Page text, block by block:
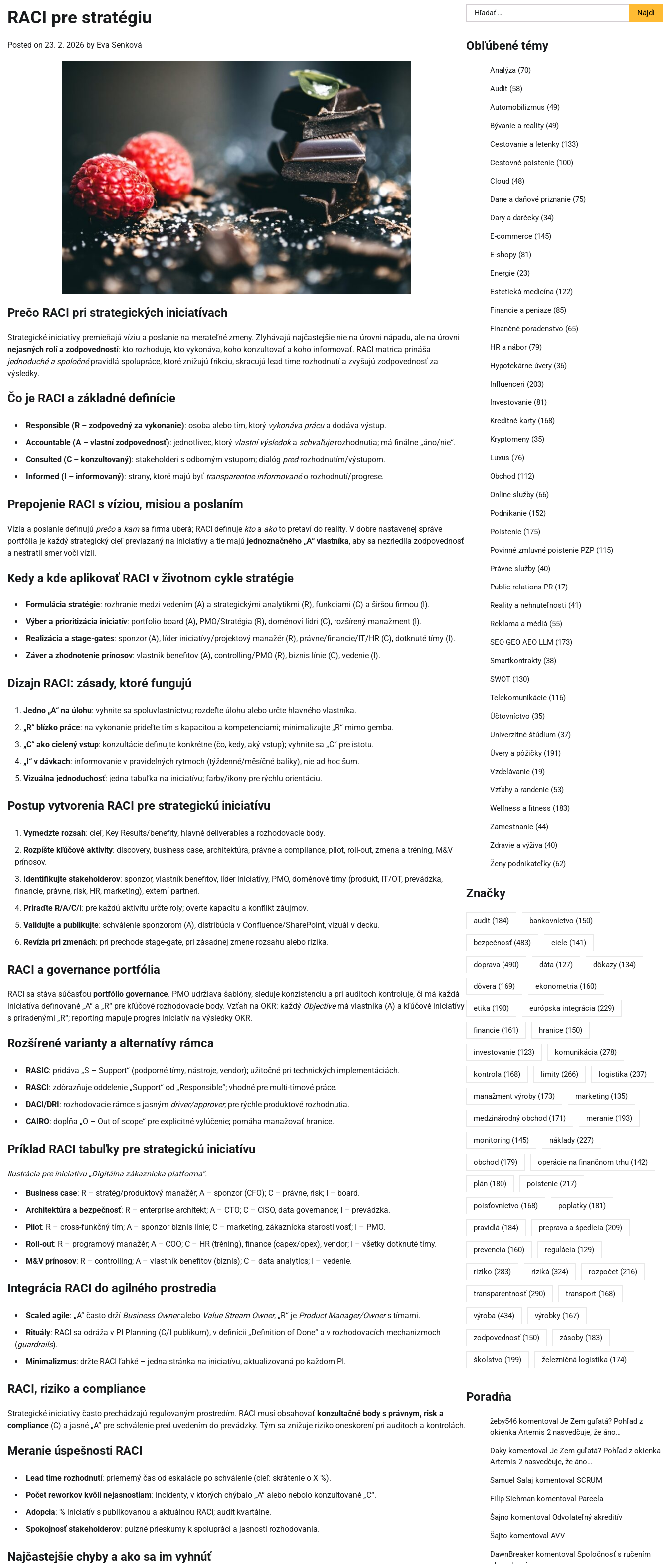
RACI pre stratégiu
Posted on 23. 2. 2026 by Eva Senková
Prečo RACI pri strategických iniciatívach
Strategické iniciatívy premieňajú víziu a poslanie na merateľné zmeny. Zlyhávajú najčastejšie nie na úrovni nápadu, ale na úrovni
nejasných rolí a zodpovedností: kto rozhoduje, kto vykonáva, koho konzultovať a koho informovať. RACI matrica prináša
jednoduché a spoločnépravidlá spolupráce, ktoré znižujú frikciu, skracujú lead time rozhodnutí a zvyšujú zodpovednosť za
výsledky.
Čo je RACI a základné definície
Responsible (R – zodpovedný za vykonanie): osoba alebo tím, ktorý vykonáva prácua dodáva výstup.
Accountable (A – vlastní zodpovednosť): jednotlivec, ktorý vlastní výsledoka schvaľujerozhodnutia; má finálne „áno/nie“.
Consulted (C – konzultovaný): stakeholderi s odborným vstupom; dialóg predrozhodnutím/výstupom.
Informed (I – informovaný): strany, ktoré majú byť transparentne informovanéo rozhodnutí/progrese.
Prepojenie RACI s víziou, misiou a poslaním
Vízia a poslanie definujú prečoa kamsa firma uberá; RACI definuje ktoa akoto pretaví do reality. V dobre nastavenej správe
portfólia je každý strategický cieľ previazaný na iniciatívy a tie majú jednoznačného „A“ vlastníka, aby sa nezriedila zodpovednosť
a nestratil smer voči vízii.
Kedy a kde aplikovať RACI v životnom cykle stratégie
Formulácia stratégie: rozhranie medzi vedením (A) a strategickými analytikmi (R), funkciami (C) a širšou firmou (I).
Výber a prioritizácia iniciatív: portfolio board (A), PMO/Stratégia (R), doménoví lídri (C), rozšírený manažment (I).
Realizácia a stage-gates: sponzor (A), líder iniciatívy/projektový manažér (R), právne/financie/IT/HR (C), dotknuté tímy (I).
Záver a zhodnotenie prínosov: vlastník benefitov (A), controlling/PMO (R), biznis línie (C), vedenie (I).
Dizajn RACI: zásady, ktoré fungujú
Jedno „A“ na úlohu: vyhnite sa spoluvlastníctvu; rozdeľte úlohu alebo určte hlavného vlastníka.
„R“ blízko práce: na vykonanie prideľte tím s kapacitou a kompetenciami; minimalizujte „R“ mimo gemba.
„C“ ako cielený vstup: konzultácie definujte konkrétne (čo, kedy, aký vstup); vyhnite sa „C“ pre istotu.
„I“ v dávkach: informovanie v pravidelných rytmoch (týždenné/měsíčné balíky), nie ad hoc šum.
Vizuálna jednoduchosť: jedna tabuľka na iniciatívu; farby/ikony pre rýchlu orientáciu.
Postup vytvorenia RACI pre strategickú iniciatívu
Vymedzte rozsah: cieľ, Key Results/benefity, hlavné deliverables a rozhodovacie body.
Rozpíšte kľúčové aktivity: discovery, business case, architektúra, právne a compliance, pilot, roll-out, zmena a tréning, M&V
prínosov.
Identifikujte stakeholderov: sponzor, vlastník benefitov, líder iniciatívy, PMO, doménové tímy (produkt, IT/OT, prevádzka,
financie, právne, risk, HR, marketing), externí partneri.
Priraďte R/A/C/I: pre každú aktivitu určte roly; overte kapacitu a konflikt záujmov.
Validujte a publikujte: schválenie sponzorom (A), distribúcia v Confluence/SharePoint, vizuál v decku.
Revízia pri zmenách: pri prechode stage-gate, pri zásadnej zmene rozsahu alebo rizika.
RACI a governance portfólia
RACI sa stáva súčasťou portfólio governance. PMO udržiava šablóny, sleduje konzistenciu a pri auditoch kontroluje, či má každá
iniciatíva definované „A“ a „R“ pre kľúčové rozhodovacie body. Vzťah na OKR: každý Objectivemá vlastníka (A) a kľúčové iniciatívy
s priradenými „R“; reporting mapuje progres iniciatív na výsledky OKR.
Rozšírené varianty a alternatívy rámca
RASIC: pridáva „S – Support“ (podporné tímy, nástroje, vendor); užitočné pri technických implementáciách.
RASCI: zdôrazňuje oddelenie „Support“ od „Responsible“; vhodné pre multi-tímové práce.
DACI/DRI: rozhodovacie rámce s jasným driver/approver; pre rýchle produktové rozhodnutia.
CAIRO: dopĺňa „O – Out of scope“ pre explicitné vylúčenie; pomáha manažovať hranice.
Príklad RACI tabuľky pre strategickú iniciatívu
Ilustrácia pre iniciatívu „Digitálna zákaznícka platforma“.
Business case: R – stratég/produktový manažér; A – sponzor (CFO); C – právne, risk; I – board.
Architektúra a bezpečnosť: R – enterprise architekt; A – CTO; C – CISO, data governance; I – prevádzka.
Pilot: R – cross-funkčný tím; A – sponzor biznis línie; C – marketing, zákaznícka starostlivosť; I – PMO.
Roll-out: R – programový manažér; A – COO; C – HR (tréning), finance (capex/opex), vendor; I – všetky dotknuté tímy.
M&V prínosov: R – controlling; A – vlastník benefitov (biznis); C – data analytics; I – vedenie.
Integrácia RACI do agilného prostredia
Scaled agile: „A“ často drží Business Owneralebo Value Stream Owner, „R“ je Product Manager/Owners tímami.
Rituály: RACI sa odráža v PI Planning (C/I publikum), v definícii „Definition of Done“ a v rozhodovacích mechanizmoch
(guardrails).
Minimalizmus: držte RACI ľahké – jedna stránka na iniciatívu, aktualizovaná po každom PI.
RACI, riziko a compliance
Strategické iniciatívy často prechádzajú regulovaným prostredím. RACI musí obsahovať konzultačné body s právnym, risk a
compliance (C) a jasné „A“ pre schválenie pred uvedením do prevádzky. Tým sa znižuje riziko oneskorení pri auditoch a kontrolách.
Meranie úspešnosti RACI
Lead time rozhodnutí: priemerný čas od eskalácie po schválenie (cieľ: skrátenie o X %).
Počet reworkov kvôli nejasnostiam: incidenty, v ktorých chýbalo „A“ alebo nebolo konzultované „C“.
Adopcia: % iniciatív s publikovanou a aktuálnou RACI; audit kvartálne.
Spokojnosť stakeholderov: pulzné prieskumy k spolupráci a jasnosti rozhodovania.
Najčastejšie chyby a ako sa im vyhnúť
Hľadať:
Obľúbené témy
Analýza(70)
Audit(58)
Automobilizmus (49)
Bývanie a reality(49)
Cestovanie a letenky(133)
Cestovné poistenie(100)
Cloud (48)
Dane a daňové priznanie(75)
Dary a darčeky(34)
E-commerce(145)
E-shopy(81)
Energie(23)
Estetická medicína(122)
Financie a peniaze(85)
Finančné poradenstvo (65)
HR a nábor(79)
Hypotekárne úvery(36)
Influenceri (203)
Investovanie(81)
Kreditné karty(168)
Kryptomeny(35)
Luxus (76)
Obchod (112)
Online služby(66)
Podnikanie(152)
Poistenie(175)
Povinné zmluvné poistenie PZP(115)
Právne služby(40)
Public relations PR(17)
Reality a nehnuteľnosti (41)
Reklama a médiá(55)
SEO GEO AEO LLM (173)
Smartkontrakty(38)
SWOT(130)
Telekomunikácie(116)
Účtovníctvo (35)
Univerzitné štúdium(37)
Úvery a pôžičky(191)
Vzdelávanie(19)
Vzťahy a randenie(53)
Wellness a fitness (183)
Zamestnanie(44)
Zdravie a výživa(40)
Ženy podnikateľky(62)
Značky
audit(184) bankovníctvo (150)
bezpečnosť(483) ciele(141)
doprava(490) dáta(127) dôkazy(134)
dôvera(169) ekonometria(160)
etika(190) európska integrácia(229)
financie(161) hranice(150)
investovanie(123) komunikácia(278)
kontrola(168) limity(266) logistika(237)
manažment výroby(173) marketing(135)
medzinárodný obchod (171) meranie(193)
monitoring(145) náklady(227)
obchod (179) operácie na finančnom trhu(142)
plán(180) poistenie(217)
poisťovníctvo (168) poplatky(181)
pravidlá(184) preprava a špedícia(209)
prevencia(160) regulácia(129)
riziko (283) riziká(324) rozpočet(216)
transparentnosť(290) transport(168)
výroba(434) výrobky(167)
zodpovednosť(150) zásoby(183)
školstvo (199) železničná logistika(174)
Poradňa
žeby546komentoval Je Zem guľatá? Pohľad z
okienka Artemis 2 nasvedčuje, že áno…
Dakykomentoval Je Zem guľatá? Pohľad z okienka
Artemis 2 nasvedčuje, že áno…
Samuel Salaj komentoval SCRUM
Filip Sichmankomentoval Parcela
Šajno komentoval Odvolateľný akreditív
Šajto komentoval AVV
DawnBreakerkomentoval Spoločnosť s ručením